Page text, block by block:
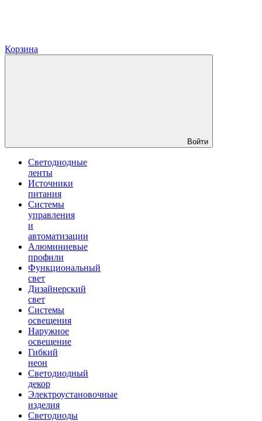
Корзина
Войти
Светодиодные
ленты
Источники
питания
Системы
управления
и
автоматизации
Алюминиевые
профили
Функциональный
свет
Дизайнерский
свет
Системы
освещения
Наружное
освещение
Гибкий
неон
Светодиодный
декор
Электроустановочные
изделия
Светодиоды